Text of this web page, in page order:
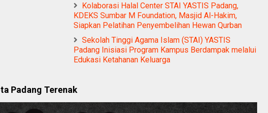
Kolaborasi Halal Center STAI YASTIS Padang,
KDEKS Sumbar M Foundation, Masjid Al-Hakim,
Siapkan Pelatihan Penyembelihan Hewan Qurban
Sekolah Tinggi Agama Islam (STAI) YASTIS
Padang Inisiasi Program Kampus Berdampak melalui
Edukasi Ketahanan Keluarga
Padang Terenak